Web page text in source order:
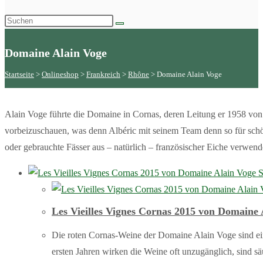
Domaine Alain Voge
Startseite > Onlineshop > Frankreich > Rhône > Domaine Alain Voge
Alain Voge führte die Domaine in Cornas, deren Leitung er 1958
vorbeizuschauen, was denn Albéric mit seinem Team denn so für
oder gebrauchte Fässer aus – natürlich – französischer Eiche
Les Vieilles Vignes Cornas 2015 von Domaine
Die roten Cornas-Weine der Domaine Alain Voge sind
ersten Jahren wirken die Weine oft unzugänglich, sind